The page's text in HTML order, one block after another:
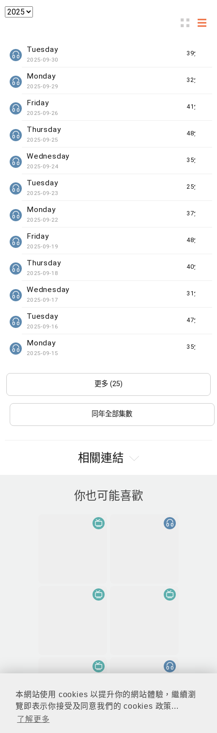
本網站使用 cookies 以提升你的網站體驗，繼續瀏
覽即表示你接受及同意我們的 cookies 政策...
了解更多
39分鐘
Tuesday
2025-09-30
32分鐘
Monday
2025-09-29
41分鐘
Friday
2025-09-26
48分鐘
Thursday
2025-09-25
35分鐘
Wednesday
2025-09-24
25分鐘
Tuesday
2025-09-23
37分鐘
Monday
2025-09-22
48分鐘
Friday
2025-09-19
40分鐘
Thursday
2025-09-18
31分鐘
Wednesday
2025-09-17
47分鐘
Tuesday
2025-09-16
35分鐘
Monday
2025-09-15
更多 (25)
同年全部集數
相關連結
你也可能喜歡